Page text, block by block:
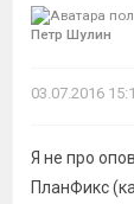
Петр Шулин
03.07.2016
Я не про
ПланФикс